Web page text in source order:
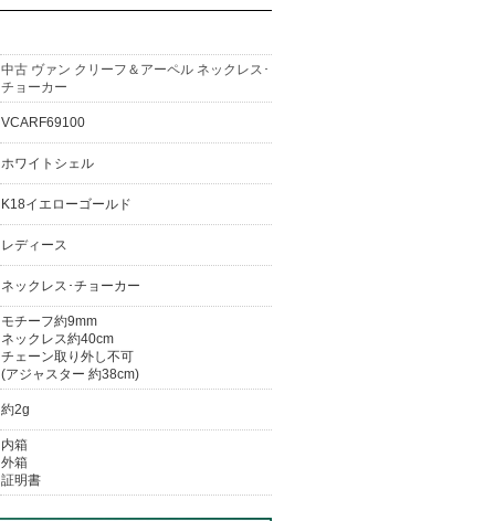
中古 ヴァン クリーフ＆アーペル ネックレス･
チョーカー
VCARF69100
ホワイトシェル
K18イエローゴールド
レディース
ネックレス･チョーカー
モチーフ約9mm
ネックレス約40cm
チェーン取り外し不可
(アジャスター 約38cm)
約2g
内箱
外箱
証明書